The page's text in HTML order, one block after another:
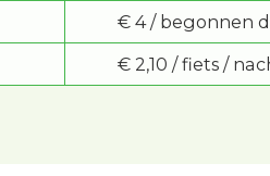
€ 4 / begonnen
€ 2,10 / fiets /